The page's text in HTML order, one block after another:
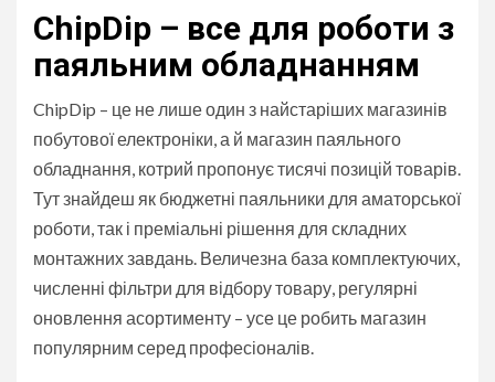
ChipDip – все для роботи з
паяльним обладнанням
ChipDip – це не лише один з найстаріших магазинів
побутової електроніки, а й магазин паяльного
обладнання, котрий пропонує тисячі позицій товарів.
Тут знайдеш як бюджетні паяльники для аматорської
роботи, так і преміальні рішення для складних
монтажних завдань. Величезна база комплектуючих,
численні фільтри для відбору товару, регулярні
оновлення асортименту – усе це робить магазин
популярним серед професіоналів.